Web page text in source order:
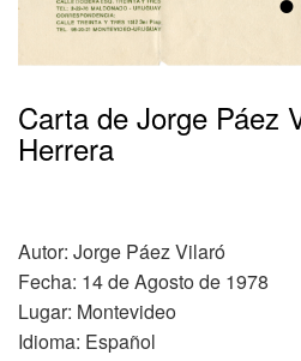
Carta de Jorge Páez
Herrera
Autor: Jorge Páez Vilaró
Fecha: 14 de Agosto de 1978
Lugar: Montevideo
Idioma: Español